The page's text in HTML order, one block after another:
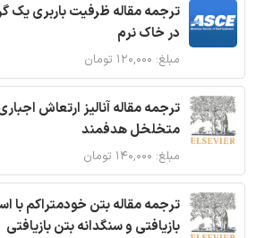
ترجمه مقاله ظرفیت باربری یک
در خاک نرم
مبلغ: ۱۲۰,۰۰۰ تومان
ترجمه مقاله آنالیز ارتعاش
متخلخل هدفمند
مبلغ: ۱۴۰,۰۰۰ تومان
ترجمه مقاله بتن خودمتراکم با
بازیافتی و سنگدانه بتن بازیافتی